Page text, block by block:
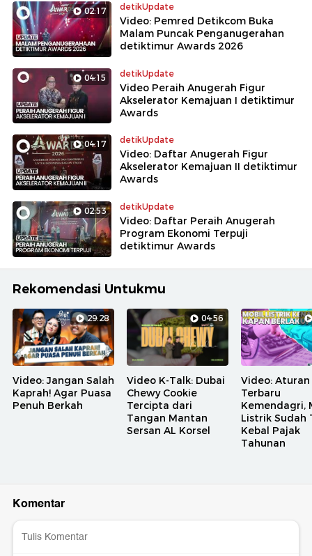
02:17 detikUpdate
Video: Pemred Detikcom Buka
Malam Puncak Penganugerahan
detiktimur Awards 2026
04:15 detikUpdate
Video Peraih Anugerah Figur
Akselerator Kemajuan I detiktimur
Awards
04:17 detikUpdate
Video: Daftar Anugerah Figur
Akselerator Kemajuan II detiktimur
Awards
02:53 detikUpdate
Video: Daftar Peraih Anugerah
Program Ekonomi Terpuji
detiktimur Awards
Rekomendasi Untukmu
29:28
Video: Jangan Salah
Kaprah! Agar Puasa
Penuh Berkah
04:56
Video K-Talk: Dubai
Chewy Cookie
Tercipta dari
Tangan Mantan
Sersan AL Korsel
Video: Aturan
Terbaru
Kemendagri,
Listrik Sudah
Kebal Pajak
Tahunan